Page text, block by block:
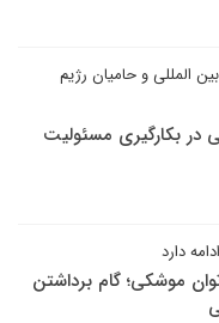
المللی و حامیان رژیم
در بکارگیری مسئولیت
دارد
موشکی؛ گام‌ برداشتن